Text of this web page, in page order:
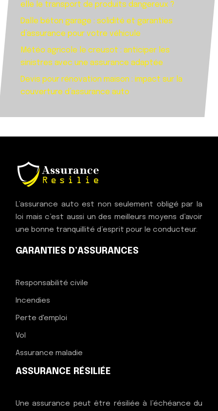
elle le transport de produits dangereux ?
Dalle béton garage : solidité et garanties
d’assurance pour votre véhicule
Météo agricole le creusot : anticiper les
sinistres avec une assurance adaptée
Devis pour rénovation maison : impact sur la
couverture d’assurance auto
L’assurance auto est non seulement obligé par la
loi mais c’est aussi un des meilleurs moyens d’avoir
une bonne tranquillité d’esprit pour le conducteur.
GARANTIES D’ASSURANCES
Responsabilité civile
Incendies
Perte d'emploi
Vol
Assurance maladie
ASSURANCE RÉSILIÉE
Une assurance peut être résiliée à l’échéance du